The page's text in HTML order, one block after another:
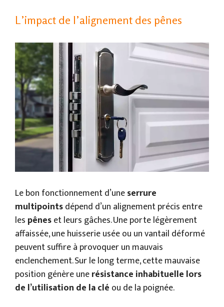
L’impact de l’alignement des pênes
Le bon fonctionnement d’uneserrure
multipointsdépend d’un alignement précis entre
les pêneset leurs gâches. Une porte légèrement
affaissée, une huisserie usée ou un vantail déformé
peuvent suffire à provoquer un mauvais
enclenchement. Sur le long terme, cette mauvaise
position génère unerésistance inhabituelle lors
de l’utilisation de la clé ou de la poignée.